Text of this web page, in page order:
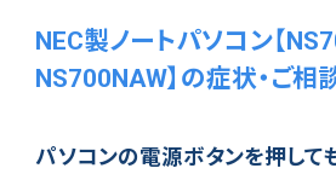
NEC製ノートパソコン【
NS700NAW】の症状・ご相
パソコンの電源ボタンを押して